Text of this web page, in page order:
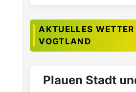
AKTUELLES
VOGTLAND
Plauen Stadt